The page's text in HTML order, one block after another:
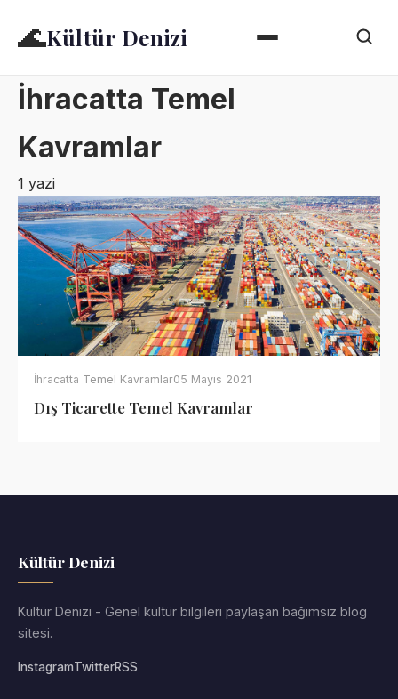
🌊Kültür Denizi
İhracatta Temel
Kavramlar
1 yazi
İhracatta Temel Kavramlar05 Mayıs 2021
Dış Ticarette Temel Kavramlar
Kültür Denizi
Kültür Denizi - Genel kültür bilgileri paylaşan bağımsız blog
sitesi.
InstagramTwitterRSS